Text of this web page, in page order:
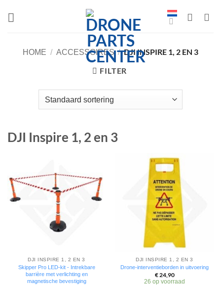
HOME / ACCESSOIRES / DJI INSPIRE 1, 2 EN 3
FILTER
DJI Inspire 1, 2 en 3
DJI INSPIRE 1, 2 EN 3
Skipper Pro LED-kit - Intrekbare
barrière met verlichting en
magnetische bevestiging
DJI INSPIRE 1, 2 EN 3
Drone-interventieborden in uitvoering
€24,90
26 op voorraad